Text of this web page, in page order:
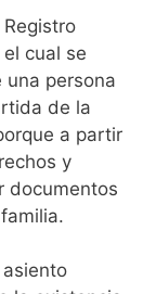
cual se
persona
de la
a partir
y
documentos